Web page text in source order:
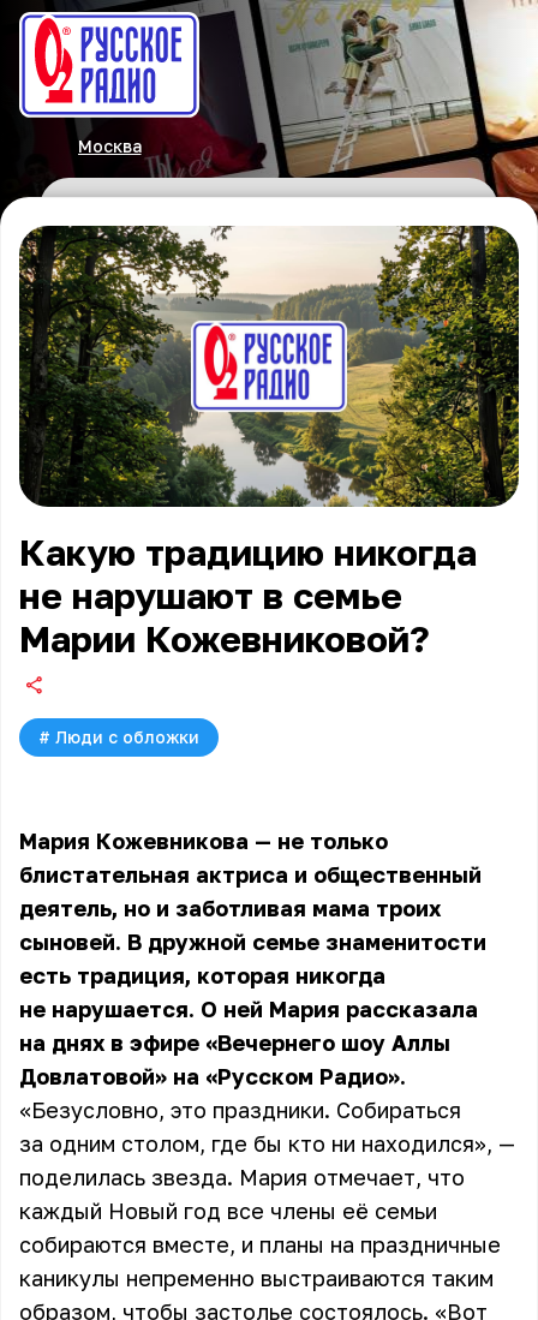
Москва
Какую традицию никогда
не нарушают в семье
Марии Кожевниковой?
# Люди с обложки
Мария Кожевникова — не только
блистательная актриса и общественный
деятель, но и заботливая мама троих
сыновей. В дружной семье знаменитости
есть традиция, которая никогда
не нарушается. О ней Мария рассказала
на днях в эфире «Вечернего шоу Аллы
Довлатовой» на «Русском Радио».
«Безусловно, это праздники. Собираться
за одним столом, где бы кто ни находился», —
поделилась звезда. Мария отмечает, что
каждый Новый год все члены её семьи
собираются вместе, и планы на праздничные
каникулы непременно выстраиваются таким
образом, чтобы застолье состоялось. «Вот